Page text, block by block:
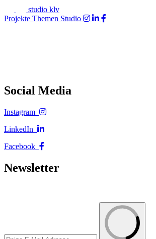
studio klv
Projekte Themen Studio
Social Media
Instagram
LinkedIn
Facebook
Newsletter